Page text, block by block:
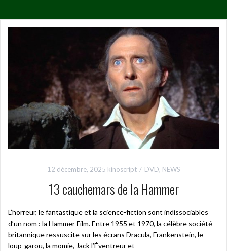
12 décembre, 2025 kinoscript DVD, NEWS
13 cauchemars de la Hammer
L’horreur, le fantastique et la science-fiction sont indissociables
d’un nom : la Hammer Film. Entre 1955 et 1970, la célèbre société
britannique ressuscite sur les écrans Dracula, Frankenstein, le
loup-garou, la momie, Jack l’Éventreur et